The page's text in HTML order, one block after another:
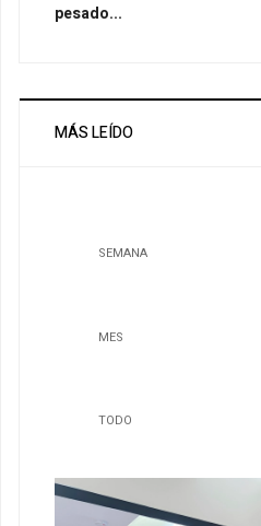
pesado...
MÁS LEÍDO
SEMANA
MES
TODO